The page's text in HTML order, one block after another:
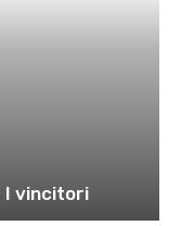
I vincitori